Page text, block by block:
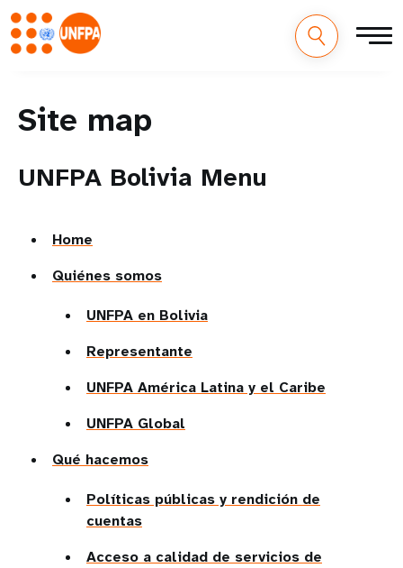
Site map
UNFPA Bolivia Menu
Home
Quiénes somos
UNFPA en Bolivia
Representante
UNFPA América Latina y el Caribe
UNFPA Global
Qué hacemos
Políticas públicas y rendición de
cuentas
Acceso a calidad de servicios de